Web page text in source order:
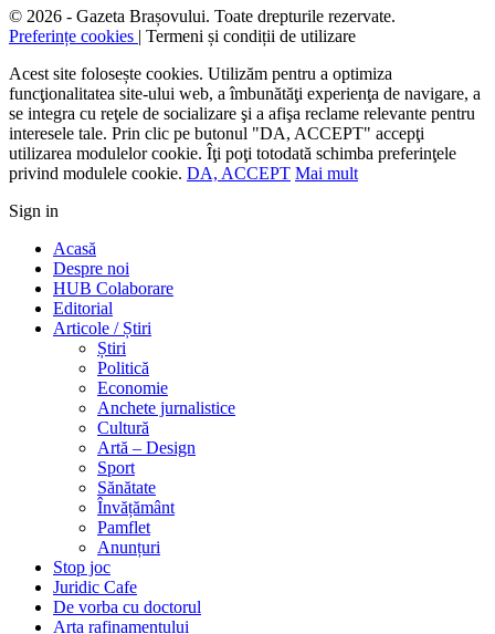
© 2026 - Gazeta Brașovului. Toate drepturile rezervate.
Preferințe cookies | Termeni și condiții de utilizare
Acest site folosește cookies. Utilizăm pentru a optimiza
funcţionalitatea site-ului web, a îmbunătăţi experienţa de navigare, a
se integra cu reţele de socializare şi a afişa reclame relevante pentru
interesele tale. Prin clic pe butonul "DA, ACCEPT" accepţi
utilizarea modulelor cookie. Îţi poţi totodată schimba preferinţele
privind modulele cookie. DA, ACCEPT Mai mult
Sign in
Acasă
Despre noi
HUB Colaborare
Editorial
Articole / Știri
Știri
Politică
Economie
Anchete jurnalistice
Cultură
Artă – Design
Sport
Sănătate
Învățământ
Pamflet
Anunțuri
Stop joc
Juridic Cafe
De vorba cu doctorul
Arta rafinamentului